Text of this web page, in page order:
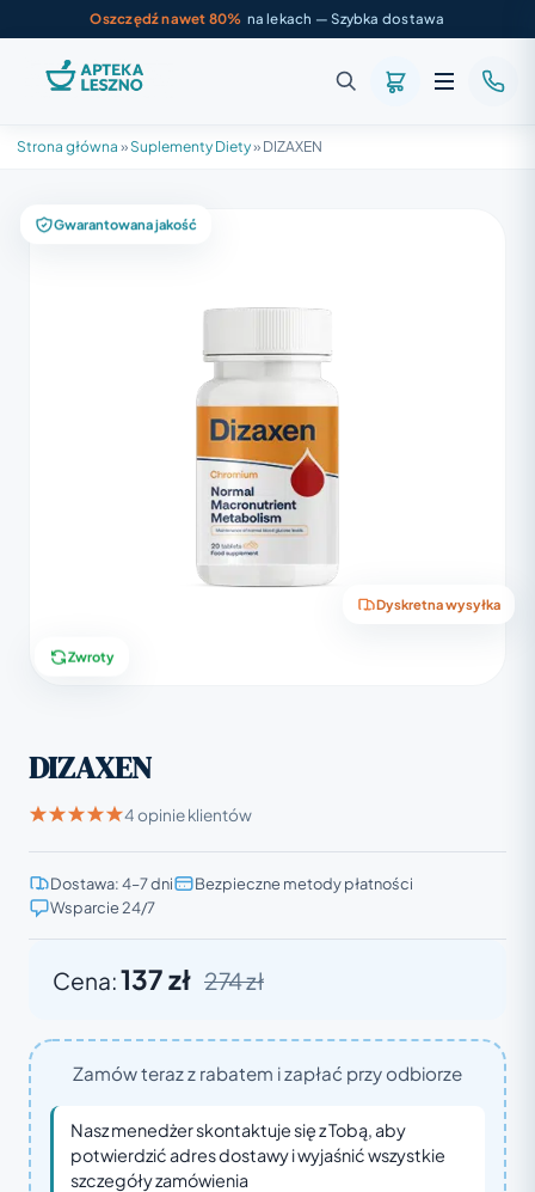
Oszczędź nawet 80% na lekach — Szybka dostawa
Strona główna » Suplementy Diety» DIZAXEN
Gwarantowana jakość
Dyskretna wysyłka
Zwroty
DIZAXEN
4 opinie klientów
Dostawa: 4–7 dni
Bezpieczne metody płatności
Wsparcie 24/7
Cena:137 zł 274 zł
Zamów teraz z rabatem i zapłać przy odbiorze
Nasz menedżer skontaktuje się z Tobą, aby
potwierdzić adres dostawy i wyjaśnić wszystkie
szczegóły zamówienia